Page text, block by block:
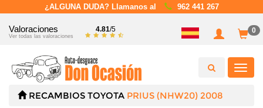
¿ALGUNA DUDA? Llamanos al 962 441 267
Valoraciones
Ver todas las valoraciones
4.81/5 0
RECAMBIOS TOYOTA PRIUS (NHW20) 2008